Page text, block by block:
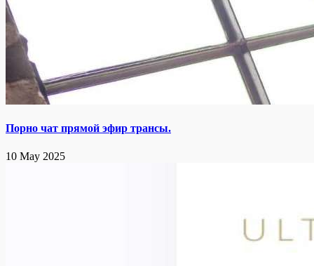
Порно чат прямой эфир трансы.
10 May 2025